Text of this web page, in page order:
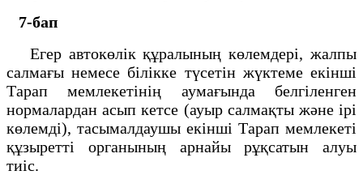
7-бап
Егер автокөлiк құралының көлемдерi, жалпы
салмағы немесе бiлiкке түсетiн жүктеме екiншi
Тарап мемлекетiнiң аумағында белгiленген
нормалардан асып кетсе (ауыр салмақты және iрi
көлемдi), тасымалдаушы екiншi Тарап мемлекетi
құзыреттi органының арнайы рұқсатын алуы
тиiс.